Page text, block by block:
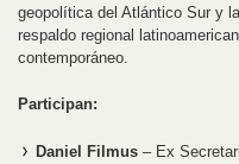
geopolítica del Atlántico Sur y
respaldo regional
contemporáneo.
Participan:
Daniel Filmus – Ex